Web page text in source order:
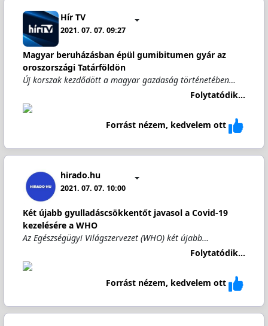
Hír TV
2021. 07. 07. 09:27
Magyar beruházásban épül gumibitumen gyár az
oroszországi Tatárföldön
Új korszak kezdődött a magyar gazdaság történetében…
Folytatódik...
Forrást nézem, kedvelem ott
hirado.hu
2021. 07. 07. 10:00
Két újabb gyulladáscsökkentőt javasol a Covid-19
kezelésére a WHO
Az Egészségügyi Világszervezet (WHO) két újabb…
Folytatódik...
Forrást nézem, kedvelem ott